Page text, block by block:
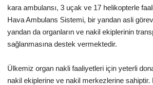
kara ambulansı, 3 uçak ve 17 helikopterle
Hava Ambulans Sistemi, bir yandan asli
yandan da organların ve nakil ekiplerinin
sağlanmasına destek vermektedir.
Ülkemiz organ nakli faaliyetleri için yeterli
nakil ekiplerine ve nakil merkezlerine sahiptir.